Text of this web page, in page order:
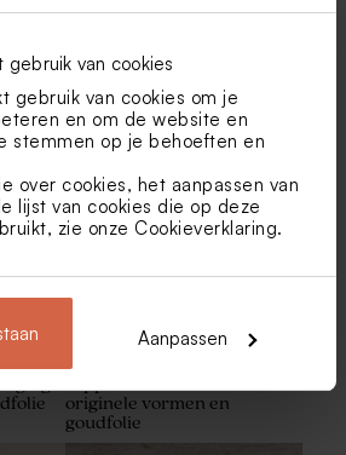
van cookies
gebruik van cookies om je
en om de website en
stemmen op je behoeften en
over cookies, het aanpassen van
lijst van cookies die op deze
zie onze Cookieverklaring.
Aanpassen
Hip bedankkaartje met foto
Winters naamkaartje met
besneeuwde dennenbomen
met
Romantische trouwkaart
met bloemmotief en hartjes |
Buromac 106134
originele vormen en
goudfolie